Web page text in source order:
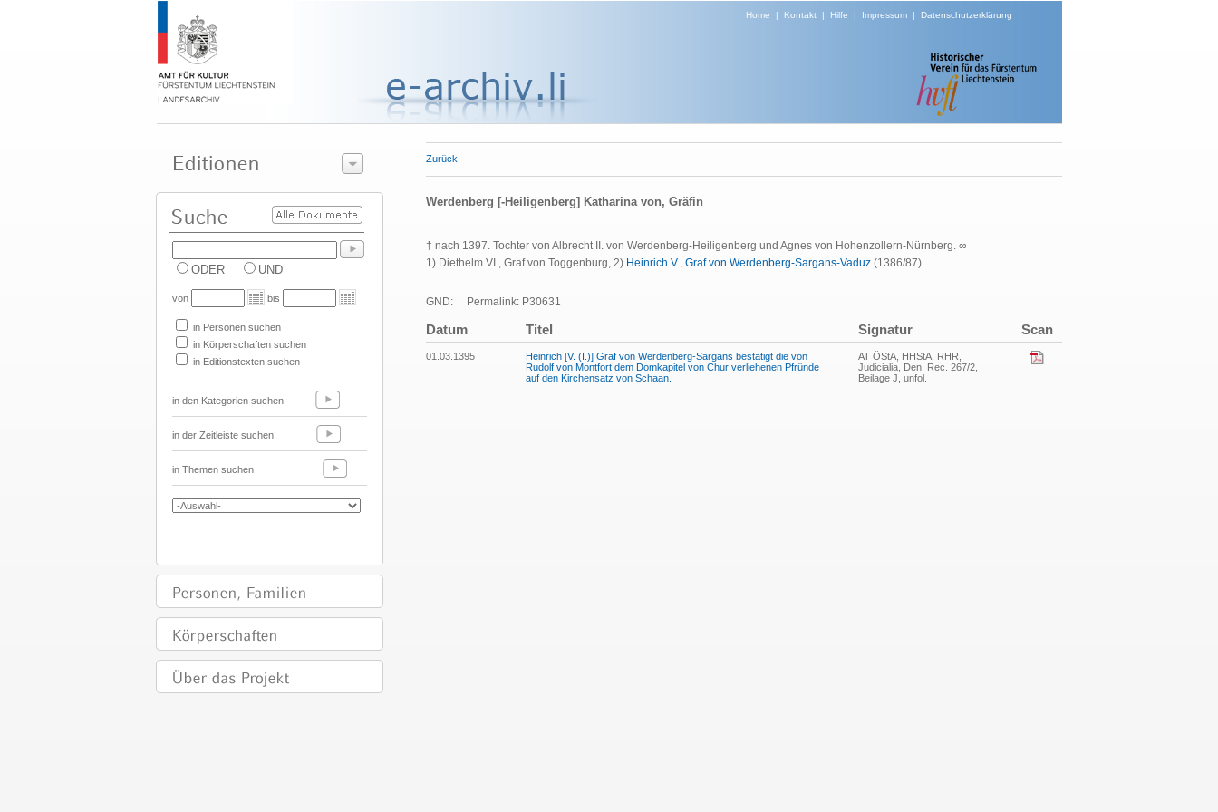
Home | Kontakt| Hilfe | Impressum| Datenschutzerklärung
ODER UND
von bis
in Personen suchen
in Körperschaften suchen
in Editionstexten suchen
in den Kategorien suchen
in der Zeitleiste suchen
in Themen suchen
Zurück
Werdenberg [-Heiligenberg] Katharina von, Gräfin
† nach 1397. Tochter von Albrecht II. von Werdenberg-Heiligenberg und Agnes von Hohenzollern-Nürnberg. ∞
1) Diethelm VI., Graf von Toggenburg, 2) Heinrich V., Graf von Werdenberg-Sargans-Vaduz (1386/87)
GND: Permalink: P30631
Datum Titel Signatur Scan
01.03.1395
Heinrich [V. (I.)] Graf von Werdenberg-Sargans bestätigt die von
Rudolf von Montfort dem Domkapitel von Chur verliehenen Pfründe
auf den Kirchensatz von Schaan.
AT ÖStA, HHStA, RHR,
Judicialia, Den. Rec. 267/2,
Beilage J, unfol.